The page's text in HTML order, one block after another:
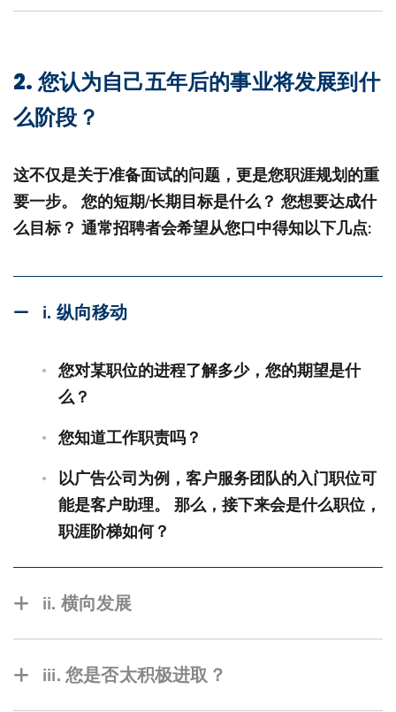
持一致，以及其面对的挑战。
当地与全球背景：考虑当地及全球因素对行业
及公司的影响。
2. 您认为自己五年后的事业将发展到什
么阶段？
这不仅是关于准备面试的问题，更是您职涯规划的重
要一步。 您的短期/长期目标是什么？ 您想要达成什
么目标？ 通常招聘者会希望从您口中得知以下几点:
i. 纵向移动
您对某职位的进程了解多少，您的期望是什
么？
您知道工作职责吗？
以广告公司为例，客户服务团队的入门职位可
能是客户助理。 那么，接下来会是什么职位，
职涯阶梯如何？
ii. 横向发展
例如品牌营销、企业传讯、内部沟通、数码营
iii. 您是否太积极进取？